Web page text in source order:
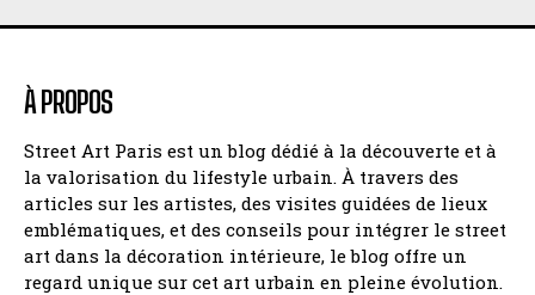
À PROPOS
Street Art Paris est un blog dédié à la découverte et à
la valorisation du lifestyle urbain. À travers des
articles sur les artistes, des visites guidées de lieux
emblématiques, et des conseils pour intégrer le street
art dans la décoration intérieure, le blog offre un
regard unique sur cet art urbain en pleine évolution.